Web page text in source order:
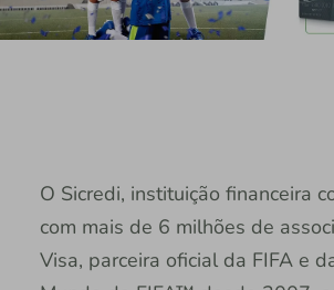
O Sicredi, instituição financeira
com mais de 6 milhões de
Visa, parceira oficial da FIFA e